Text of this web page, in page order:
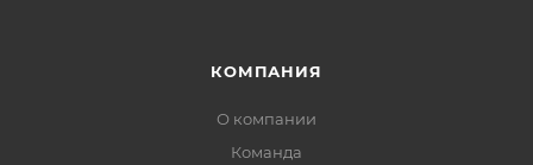
КОМПАНИЯ
О компании
Команда